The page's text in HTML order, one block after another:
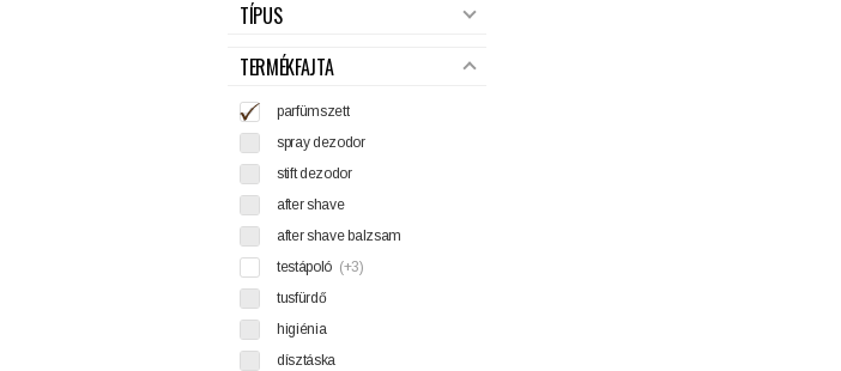
TÍPUS
TERMÉKFAJTA
parfümszett
spray dezodor
stift dezodor
after shave
after shave balzsam
testápoló (+3)
tusfürdő
higiénia
dísztáska